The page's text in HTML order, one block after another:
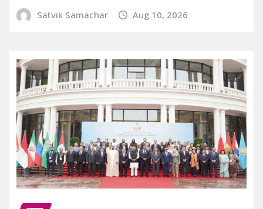
Satvik Samachar Aug 10, 2026